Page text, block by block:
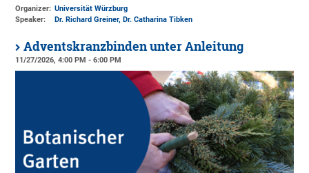
Organizer: Universität Würzburg
Speaker:
Dr. Richard Greiner, Dr. Catharina Tibken
Adventskranzbinden unter Anleitung
11/27/2026, 4:00 PM - 6:00 PM